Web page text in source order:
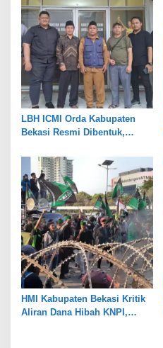
LBH ICMI Orda Kabupaten
Bekasi Resmi Dibentuk,
Pendampingan Hukum
HMI Kabupaten Bekasi Kritik
Aliran Dana Hibah KNPI,